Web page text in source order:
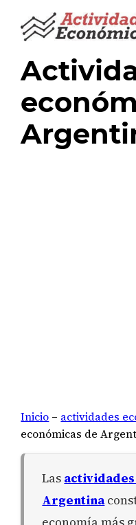
Saltar
Inicio – actividades
económicas de
Las
Argentina